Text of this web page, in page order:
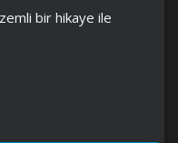
bir hikaye ile